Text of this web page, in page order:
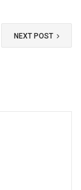
NEXT POST